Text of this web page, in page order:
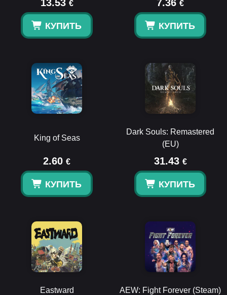
13.53 €
КУПИТЬ
7.36 €
КУПИТЬ
King of Seas
2.60 €
КУПИТЬ
Dark Souls: Remastered
(EU)
31.43 €
КУПИТЬ
Eastward AEW: Fight Forever (Steam)